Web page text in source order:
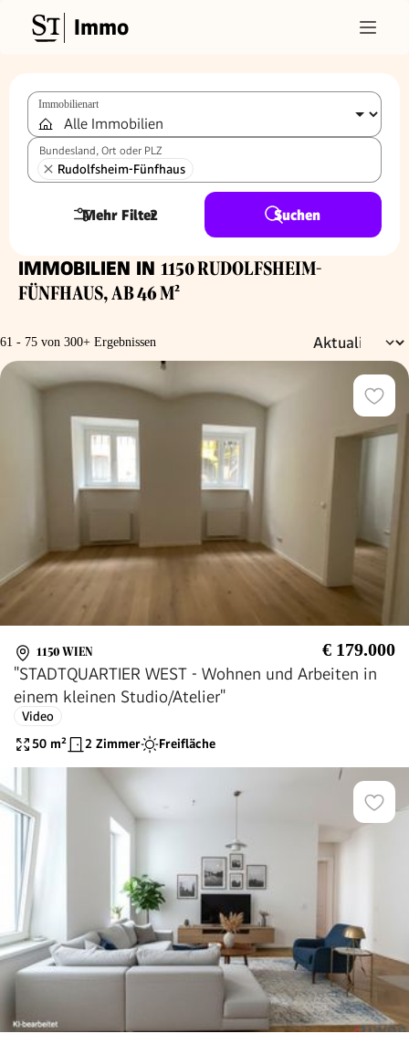
Immo
Immobilienart
Bundesland, Ort oder PLZ
Rudolfsheim-Fünfhaus
Mehr Filter
2 Suchen
IMMOBILIEN IN 1150 RUDOLFSHEIM-
FÜNFHAUS, AB 46 M²
61 - 75 von 300+ Ergebnissen
1150 WIEN € 179.000
"STADTQUARTIER WEST - Wohnen und Arbeiten in
einem kleinen Studio/Atelier"
Video
50 m² 2 Zimmer Freifläche